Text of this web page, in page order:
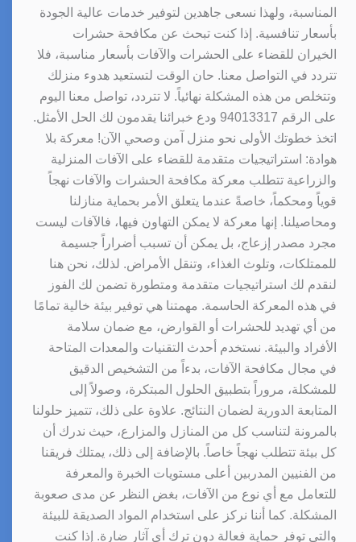
المناسبة، ولهذا نسعى جاهدين لتوفير خدمات عالية الجودة
بأسعار تنافسية. إذا كنت تبحث عن مكافحة حشرات
الخيران للقضاء على الحشرات والآفات بأسعار مناسبة، فلا
تتردد في التواصل معنا. حان الوقت لتستعيد هدوء منزلك
وتتخلص من هذه المشكلة نهائياً. لا تتردد، تواصل معنا اليوم
على الرقم 94013317 ودع خبرائنا يقدمون لك الحل الأمثل.
اتخذ خطوتك الأولى نحو منزل آمن وصحي الآن! معركة بلا
هوادة: استراتيجيات متقدمة للقضاء على الآفات المنزلية
والزراعية تتطلب معركة مكافحة الحشرات والآفات نهجاً
قوياً ومحكماً، خاصةً عندما يتعلق الأمر بحماية منازلنا
ومحاصيلنا. إنها معركة لا يمكن التهاون فيها، فالآفات ليست
مجرد مصدر إزعاج، بل يمكن أن تسبب أضراراً جسيمة
للممتلكات، وتلوث الغذاء، وتنقل الأمراض. لذلك، نحن هنا
لنقدم لك استراتيجيات متقدمة ومتطورة تضمن لك الفوز
في هذه المعركة الحاسمة. مهمتنا هي توفير بيئة خالية تمامًا
من أي تهديد للحشرات أو القوارض، مع ضمان سلامة
الأفراد والبيئة. نستخدم أحدث التقنيات والمعدات المتاحة
في مجال مكافحة الآفات، بدءاً من التشخيص الدقيق
للمشكلة، مروراً بتطبيق الحلول المبتكرة، وصولاً إلى
المتابعة الدورية لضمان النتائج. علاوة على ذلك، تتميز حلولنا
بالمرونة لتناسب كل من المنازل والمزارع، حيث ندرك أن
كل بيئة تتطلب نهجاً خاصاً. بالإضافة إلى ذلك، يمتلك فريقنا
من الفنيين المدربين أعلى مستويات الخبرة والمعرفة
للتعامل مع أي نوع من الآفات، بغض النظر عن مدى صعوبة
المشكلة. كما أننا نركز على استخدام المواد الصديقة للبيئة
والتي توفر حماية فعالة دون ترك أي آثار ضارة. إذا كنت